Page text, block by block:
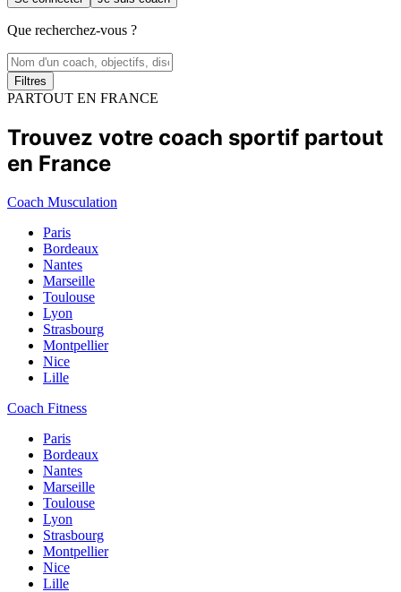
Que recherchez-vous ?
Filtres
PARTOUT EN FRANCE
Trouvez votre coach sportif partout
en France
Coach Musculation
Paris
Bordeaux
Nantes
Marseille
Toulouse
Lyon
Strasbourg
Montpellier
Nice
Lille
Coach Fitness
Paris
Bordeaux
Nantes
Marseille
Toulouse
Lyon
Strasbourg
Montpellier
Nice
Lille